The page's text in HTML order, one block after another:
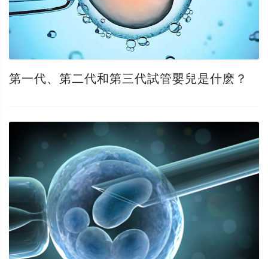
第一代、第二代和第三代試管嬰兒是什麽？